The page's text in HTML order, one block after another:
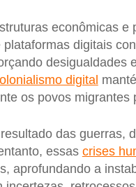
econômicas
plataformas digitais
desigualdades
digital
os povos
das guerras,
essas crises
aprofundando a